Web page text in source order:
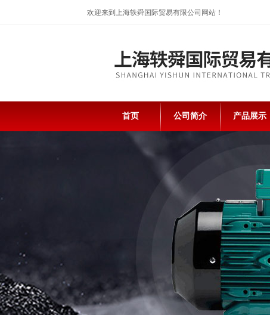
欢迎来到上海轶舜国际贸易有限公司网站！
首页 公司简介 产品展示